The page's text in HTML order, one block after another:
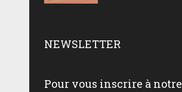
NEWSLETTER
Pour vous inscrire à notre